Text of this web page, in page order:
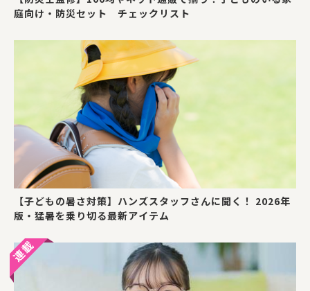
庭向け・防災セット チェックリスト
【子どもの暑さ対策】ハンズスタッフさんに聞く！ 2026年
版・猛暑を乗り切る最新アイテム